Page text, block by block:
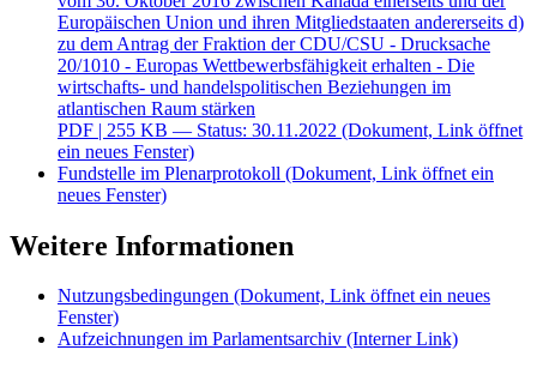
Europäischen Union und ihren Mitgliedstaaten andererseits d)
zu dem Antrag der Fraktion der CDU/CSU - Drucksache
20/1010 - Europas Wettbewerbsfähigkeit erhalten - Die
wirtschafts- und handelspolitischen Beziehungen im
atlantischen Raum stärken
PDF | 255 KB — Status: 30.11.2022 (Dokument, Link öffnet
ein neues Fenster)
Fundstelle im Plenarprotokoll (Dokument, Link öffnet ein
neues Fenster)
Weitere Informationen
Nutzungsbedingungen (Dokument, Link öffnet ein neues
Fenster)
Aufzeichnungen im Parlamentsarchiv (Interner Link)